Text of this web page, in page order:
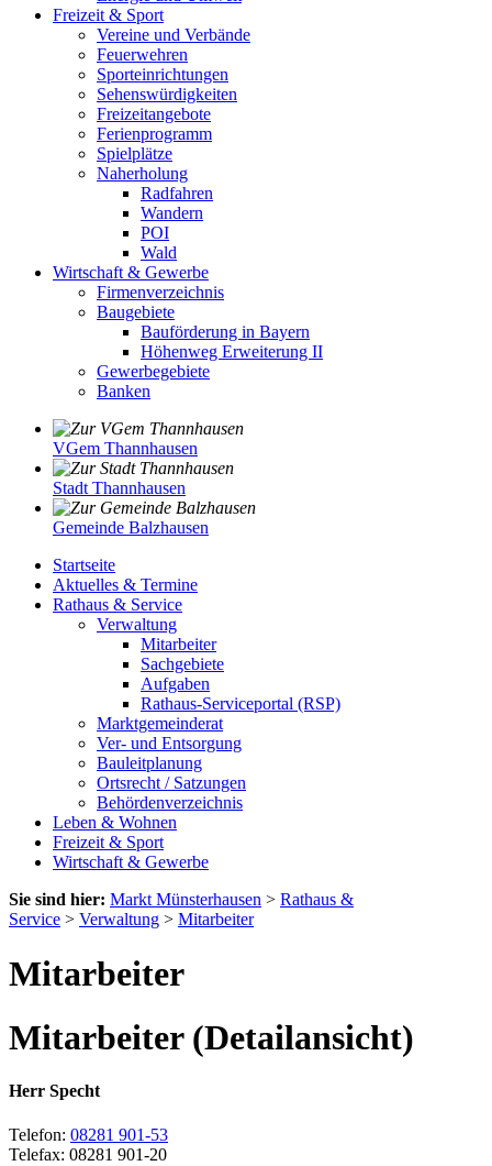
Freizeit & Sport
Vereine und Verbände
Feuerwehren
Sporteinrichtungen
Sehenswürdigkeiten
Freizeitangebote
Ferienprogramm
Spielplätze
Naherholung
Radfahren
Wandern
POI
Wald
Wirtschaft & Gewerbe
Firmenverzeichnis
Baugebiete
Bauförderung in Bayern
Höhenweg Erweiterung II
Gewerbegebiete
Banken
VGem Thannhausen
Stadt Thannhausen
Gemeinde Balzhausen
Startseite
Aktuelles & Termine
Rathaus & Service
Verwaltung
Mitarbeiter
Sachgebiete
Aufgaben
Rathaus-Serviceportal (RSP)
Marktgemeinderat
Ver- und Entsorgung
Bauleitplanung
Ortsrecht / Satzungen
Behördenverzeichnis
Leben & Wohnen
Freizeit & Sport
Wirtschaft & Gewerbe
Sie sind hier: Markt Münsterhausen > Rathaus &
Service > Verwaltung > Mitarbeiter
Mitarbeiter
Mitarbeiter (Detailansicht)
Herr Specht
Telefon: 08281 901-53
Telefax: 08281 901-20